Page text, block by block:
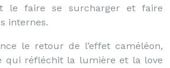
le faire se surcharger et faire
internes.
le retour de l’effet caméléon,
qui réfléchit la lumière et la love